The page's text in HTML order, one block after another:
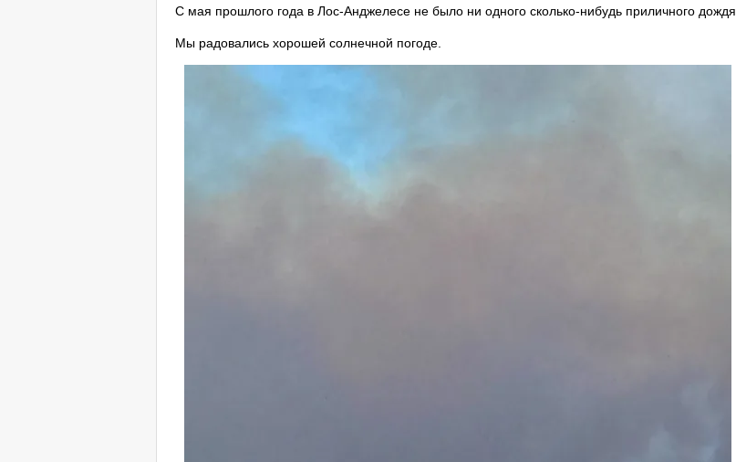
С мая прошлого года в Лос-Анджелесе не было ни одного сколько-нибудь приличного дождя.
Мы радовались хорошей солнечной погоде.